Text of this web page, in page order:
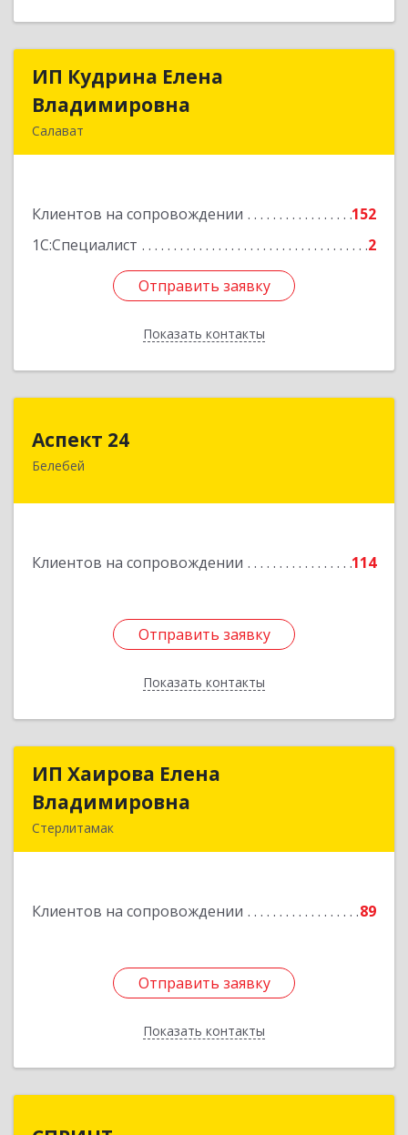
ИП Кудрина Елена
Владимировна
Салават
Клиентов на сопровождении
152
1С:Специалист
2
Отправить заявку
Показать контакты
ИП Кудрина Елена
Подробнее
Отправить заявку
Назад
Аспект 24
Белебей
Клиентов на сопровождении 114
Отправить заявку
Показать контакты
452000, Башкортостан Респ, Белебей г, им
Отправить заявку
Назад
ИП Хаирова Елена
Владимировна
Стерлитамак
Клиентов на сопровождении 89
Отправить заявку
Показать контакты
ИП Хаирова Елена
Отправить заявку
Назад